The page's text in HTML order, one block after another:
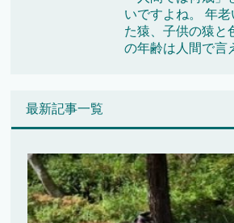
いですよね。 年
た猿、子供の猿と
の年齢は人間で言
最新記事一覧